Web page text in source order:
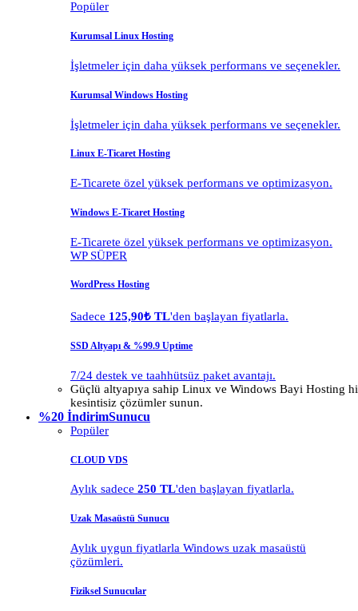
Popüler
Kurumsal Linux Hosting
İşletmeler için daha yüksek performans ve seçenekler.
Kurumsal Windows Hosting
İşletmeler için daha yüksek performans ve seçenekler.
Linux E-Ticaret Hosting
E-Ticarete özel yüksek performans ve optimizasyon.
Windows E-Ticaret Hosting
E-Ticarete özel yüksek performans ve optimizasyon.
WP SÜPER
WordPress Hosting
Sadece 125,90₺ TL'den başlayan fiyatlarla.
SSD Altyapı & %99.9 Uptime
7/24 destek ve taahhütsüz paket avantajı.
Güçlü altyapıya sahip Linux ve Windows Bayi Hosting
kesintisiz çözümler sunun.
%20 İndirimSunucu
Popüler
CLOUD VDS
Aylık sadece 250 TL'den başlayan fiyatlarla.
Uzak Masaüstü Sunucu
Aylık uygun fiyatlarla Windows uzak masaüstü
çözümleri.
Fiziksel Sunucular